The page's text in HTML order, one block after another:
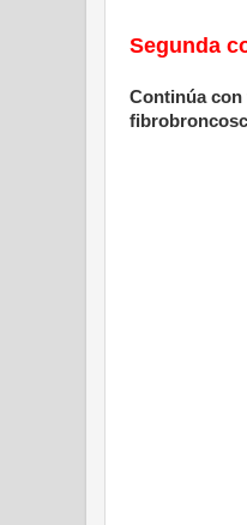
Segunda
Continúa con